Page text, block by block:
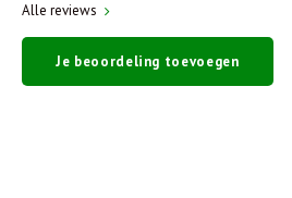
Alle reviews
Je beoordeling toevoegen